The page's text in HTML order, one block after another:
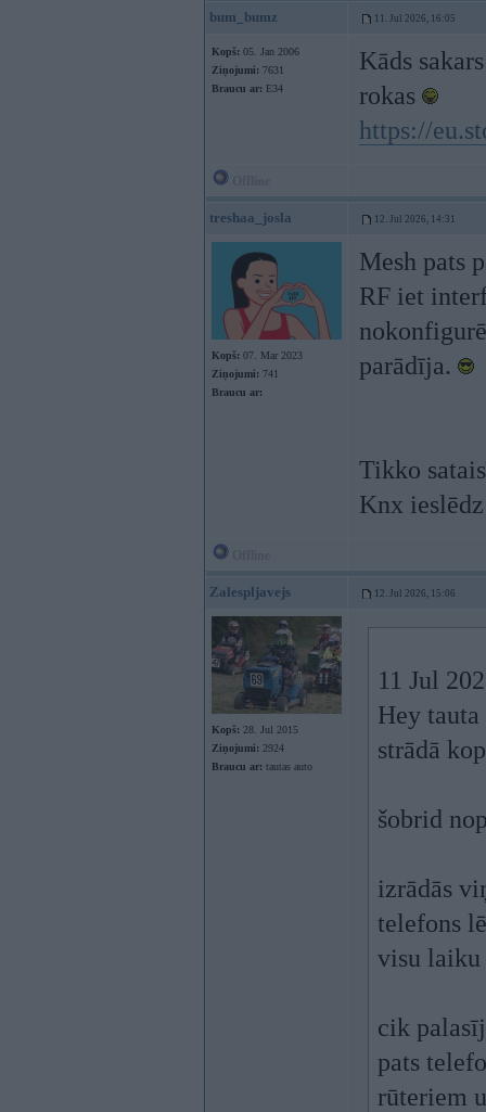
bum_bumz 11. Jul 2026, 16:05
Kopš: 05. Jan 2006
Ziņojumi: 7631
Braucu ar: E34
Kāds
rokas
https://
treshaa_josla 12. Jul 2026, 14:31
Kopš: 07. Mar 2023
Ziņojumi: 741
Braucu ar:
Mesh pats
RF iet
parādīja.
Tikko
Knx
Zalespljavejs 12. Jul 2026, 15:06
Kopš: 28. Jul 2015
Ziņojumi: 2924
Braucu ar: tautas auto
11 Jul
Hey
strādā
šobrid
izrādās
telefons
visu laiku
cik
pats
rūteriem